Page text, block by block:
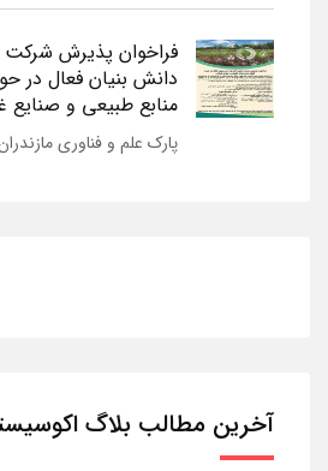
فراخوان پذیرش شرکت
دانش بنیان فعال در
منابع طبیعی و صنایع
پارک علم و فناوری
آخرین مطالب بلاگ